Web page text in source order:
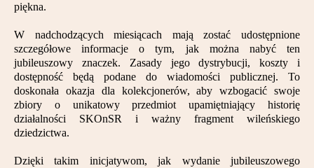
Kontakt
piękna.
W nadchodzących miesiącach mają zostać udostępnione
szczegółowe informacje o tym, jak można nabyć ten
jubileuszowy znaczek. Zasady jego dystrybucji, koszty i
dostępność będą podane do wiadomości publicznej. To
doskonała okazja dla kolekcjonerów, aby wzbogacić swoje
zbiory o unikatowy przedmiot upamiętniający historię
działalności SKOnSR i ważny fragment wileńskiego
dziedzictwa.
Dzięki takim inicjatywom, jak wydanie jubileuszowego